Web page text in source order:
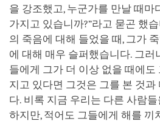
을 강조했고, 누군가를 만날 때마
가지고 있습니까?”라고 묻곤 했
의 죽음에 대해 들었을 때, 그가
에 대해 매우 슬퍼했습니다. 그러
들에게 그가 더 이상 없을 때에
지고 있다면 그것은 그를 본 것과
다. 비록 지금 우리는 다른 사람
하지만, 적어도 그들에게 해를 끼